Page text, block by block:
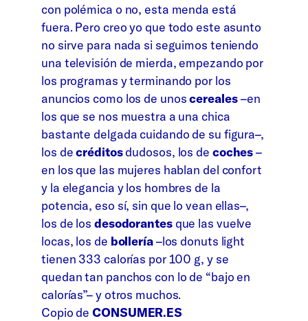
con polémica o no, esta menda está
fuera. Pero creo yo que todo este asunto
no sirve para nada si seguimos teniendo
una televisión de mierda, empezando por
los programas y terminando por los
anuncios como los de unoscereales–en
los que se nos muestra a una chica
bastante delgada cuidando de su figura–,
los decréditosdudosos, los de coches–
en los que las mujeres hablan del confort
y la elegancia y los hombres de la
potencia, eso sí, sin que lo vean ellas–,
los de los desodorantesque las vuelve
locas, los de bollería–los donuts light
tienen 333 calorías por 100 g, y se
quedan tan panchos con lo de “bajo en
calorías”– y otros muchos.
Copio de CONSUMER.ES